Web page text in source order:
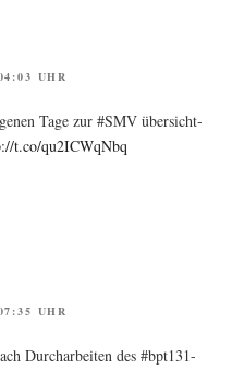
UHR
Tage zur #SMV über­sicht­
t.co/qu2ICWqNbq
UHR
Durch­ar­bei­ten des #bpt131-